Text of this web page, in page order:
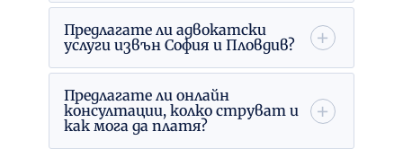
Предлагате ли адвокатски
услуги извън София и Пловдив?
Предлагате ли онлайн
консултации, колко струват и
как мога да платя?